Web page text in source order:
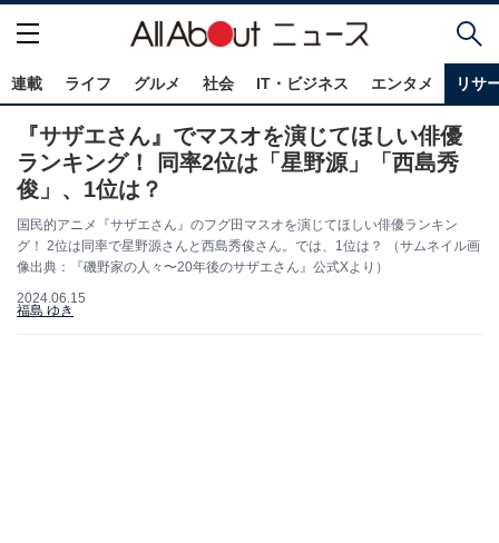
連載 ライフ グルメ 社会 IT・ビジネス エンタメ リサ
『サザエさん』でマスオを演じてほしい俳優
ランキング！ 同率2位は「星野源」「西島秀
俊」、1位は？
国民的アニメ『サザエさん』のフグ田マスオを演じてほしい俳優ランキン
グ！ 2位は同率で星野源さんと西島秀俊さん。では、1位は？ （サムネイル画
像出典：『磯野家の人々〜20年後のサザエさん』公式Xより）
2024.06.15
福島 ゆき